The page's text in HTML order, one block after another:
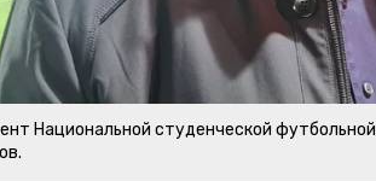
Национальной студенческой